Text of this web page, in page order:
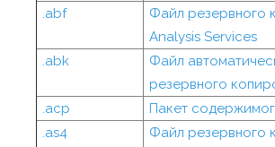
.abf
Файл резервного
Analysis Services
.abk
Файл
резервного
.acp
Пакет
.as4
Файл резервного